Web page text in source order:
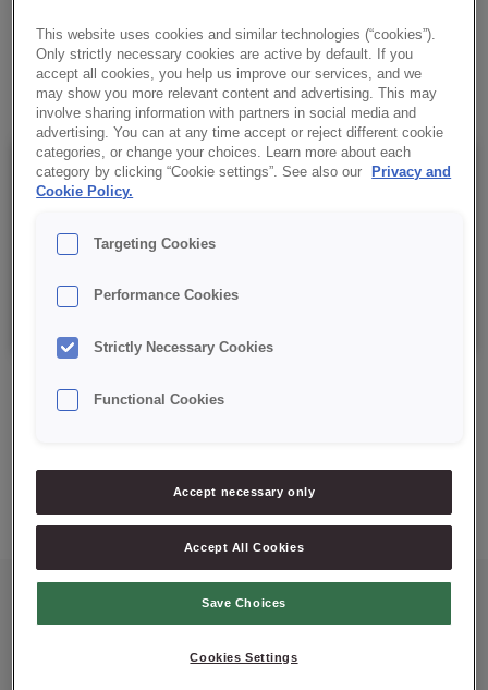
✔ Einfaches Dosieren
Details
Verpackung: 15 kg netto;
Mindesthaltbarkeitsdatum: 12 Monate ab Herstellungsdatum.
This website uses cookies and similar technologies (“cookies”).
Only strictly necessary cookies are active by default. If you
accept all cookies, you help us improve our services, and we
may show you more relevant content and advertising. This may
involve sharing information with partners in social media and
advertising. You can at any time accept or reject different cookie
categories, or change your choices. Learn more about each
category by clicking “Cookie settings”. See also our
Privacy and
Cookie Policy.
Targeting Cookies
Performance Cookies
Strictly Necessary Cookies
Functional Cookies
Accept necessary only
Accept All Cookies
Save Choices
Cookies Settings